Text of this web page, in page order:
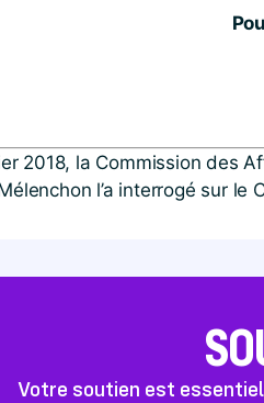
2018, la Commission des
l’a interrogé sur
Votre soutien est